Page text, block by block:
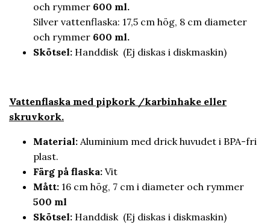
och rymmer 600 ml.
Silver vattenflaska: 17,5 cm hög, 8 cm diameter
och rymmer 600 ml.
Skötsel: Handdisk (Ej diskas i diskmaskin)
Vattenflaska med pipkork /karbinhake eller
skruvkork.
Material: Aluminium med drick huvudet i BPA-fri
plast.
Färg på flaska: Vit
Mått: 16 cm hög, 7 cm i diameter och rymmer
500 ml
Skötsel: Handdisk (Ej diskas i diskmaskin)